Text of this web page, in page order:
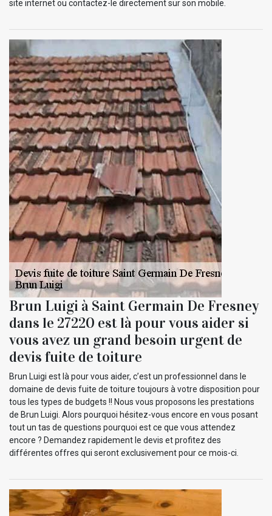
site internet ou contactez-le directement sur son mobile.
Brun Luigi à Saint Germain De Fresney
dans le 27220 est là pour vous aider si
vous avez un grand besoin urgent de
devis fuite de toiture
Brun Luigi est là pour vous aider, c’est un professionnel dans le
domaine de devis fuite de toiture toujours à votre disposition pour
tous les types de budgets !! Nous vous proposons les prestations
de Brun Luigi. Alors pourquoi hésitez-vous encore en vous posant
tout un tas de questions pourquoi est ce que vous attendez
encore ? Demandez rapidement le devis et profitez des
différentes offres qui seront exclusivement pour ce mois-ci.